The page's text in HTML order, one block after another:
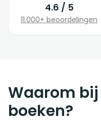
4.6 / 5
11.000+ beoordelingen
Waarom
boeken?